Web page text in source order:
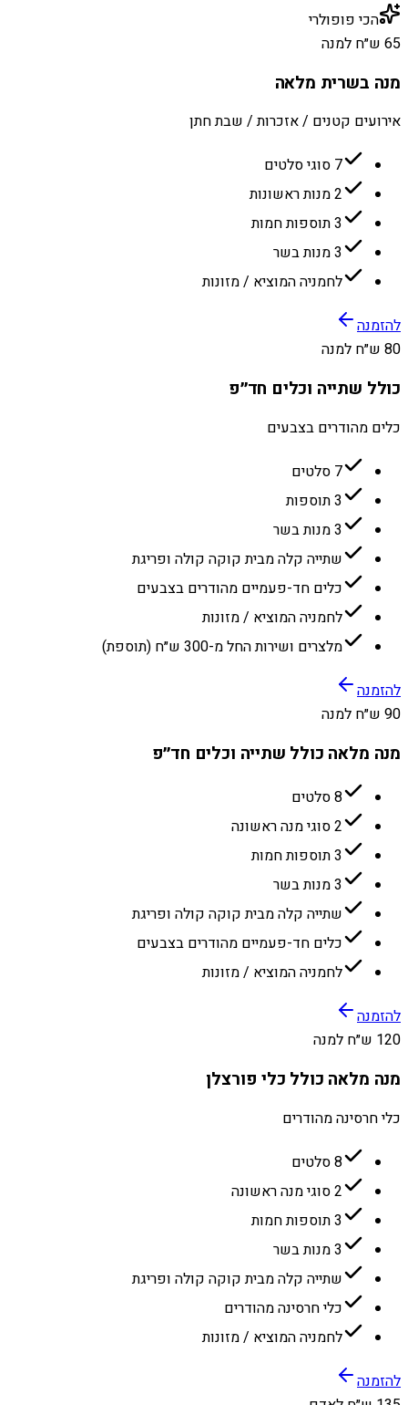
הכי פופולרי
65 ש״ח למנה
מנה בשרית מלאה
אירועים קטנים / אזכרות / שבת חתן
7 סוגי סלטים
2 מנות ראשונות
3 תוספות חמות
3 מנות בשר
לחמניה המוציא / מזונות
להזמנה
80 ש״ח למנה
כולל שתייה וכלים חד״פ
כלים מהודרים בצבעים
7 סלטים
3 תוספות
3 מנות בשר
שתייה קלה מבית קוקה קולה ופריגת
כלים חד-פעמיים מהודרים בצבעים
לחמניה המוציא / מזונות
מלצרים ושירות החל מ-300 ש״ח (תוספת)
להזמנה
90 ש״ח למנה
מנה מלאה כולל שתייה וכלים חד״פ
8 סלטים
2 סוגי מנה ראשונה
3 תוספות חמות
3 מנות בשר
שתייה קלה מבית קוקה קולה ופריגת
כלים חד-פעמיים מהודרים בצבעים
לחמניה המוציא / מזונות
להזמנה
120 ש״ח למנה
מנה מלאה כולל כלי פורצלן
כלי חרסינה מהודרים
8 סלטים
2 סוגי מנה ראשונה
3 תוספות חמות
3 מנות בשר
שתייה קלה מבית קוקה קולה ופריגת
כלי חרסינה מהודרים
לחמניה המוציא / מזונות
להזמנה